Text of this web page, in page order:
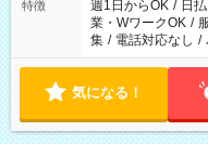
特徴 週1日からOK / 日
業・WワークOK /
集 / 電話対応なし /
気になる！